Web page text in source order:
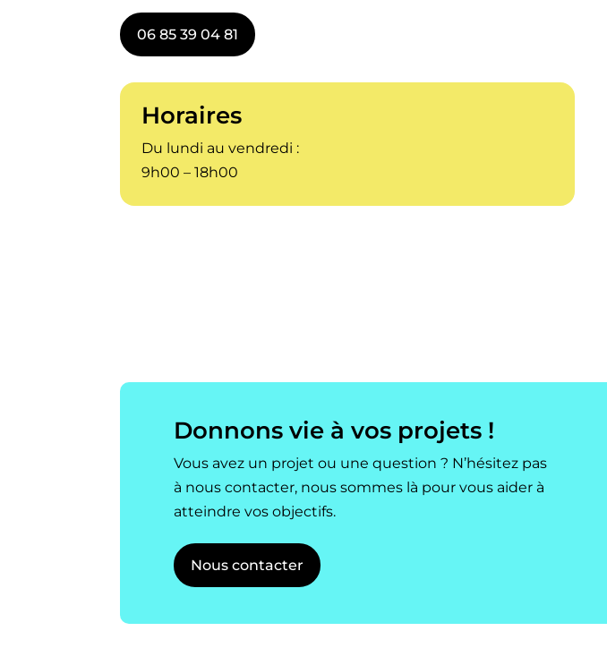
06 85 39 04 81
Horaires
Du lundi au vendredi :
9h00 – 18h00
Donnons vie à vos projets !
Vous avez un projet ou une question ? N’hésitez pas
à nous contacter, nous sommes là pour vous aider à
atteindre vos objectifs.
Nous contacter